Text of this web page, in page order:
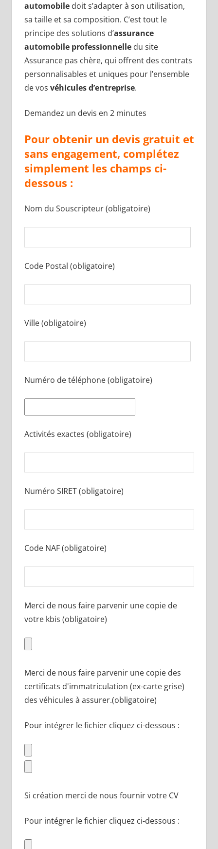
automobile doit s’adapter à son utilisation,
sa taille et sa composition. C’est tout le
principe des solutions d’assurance
automobile professionnelledu site
Assurance pas chère, qui offrent des contrats
personnalisables et uniques pour l’ensemble
de vos véhicules d’entreprise.
Demandez un devis en 2 minutes
Pour obtenir un devis gratuit et
sans engagement, complétez
simplement les champs ci-
dessous :
Nom du Souscripteur (obligatoire)
Code Postal (obligatoire)
Ville (obligatoire)
Numéro de téléphone (obligatoire)
Activités exactes (obligatoire)
Numéro SIRET (obligatoire)
Code NAF (obligatoire)
Merci de nous faire parvenir une copie de
votre kbis (obligatoire)
Merci de nous faire parvenir une copie des
certificats d'immatriculation (ex-carte grise)
des véhicules à assurer.(obligatoire)
Pour intégrer le fichier cliquez ci-dessous :
Si création merci de nous fournir votre CV
Pour intégrer le fichier cliquez ci-dessous :